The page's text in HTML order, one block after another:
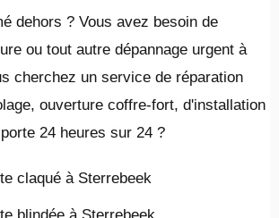
dehors ? Vous avez besoin de
ou tout autre dépannage urgent à
cherchez un service de réparation
ouverture coffre-fort, d'installation
24 heures sur 24 ?
claqué à Sterrebeek
blindée à Sterrebeek